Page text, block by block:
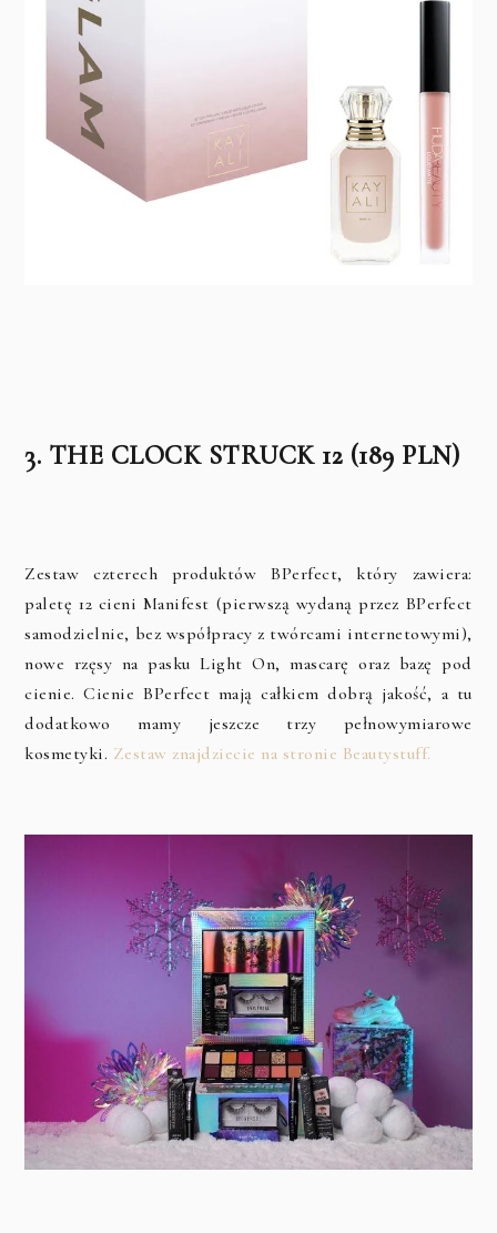
3. THE CLOCK STRUCK 12 (189 PLN)
Zestaw czterech produktów BPerfect, który zawiera:
paletę 12 cieni Manifest (pierwszą wydaną przez BPerfect
samodzielnie, bez współpracy z twórcami internetowymi),
nowe rzęsy na pasku Light On, mascarę oraz bazę pod
cienie. Cienie BPerfect mają całkiem dobrą jakość, a tu
dodatkowo mamy jeszcze trzy pełnowymiarowe
kosmetyki. Zestaw znajdziecie na stronie Beautystuff.